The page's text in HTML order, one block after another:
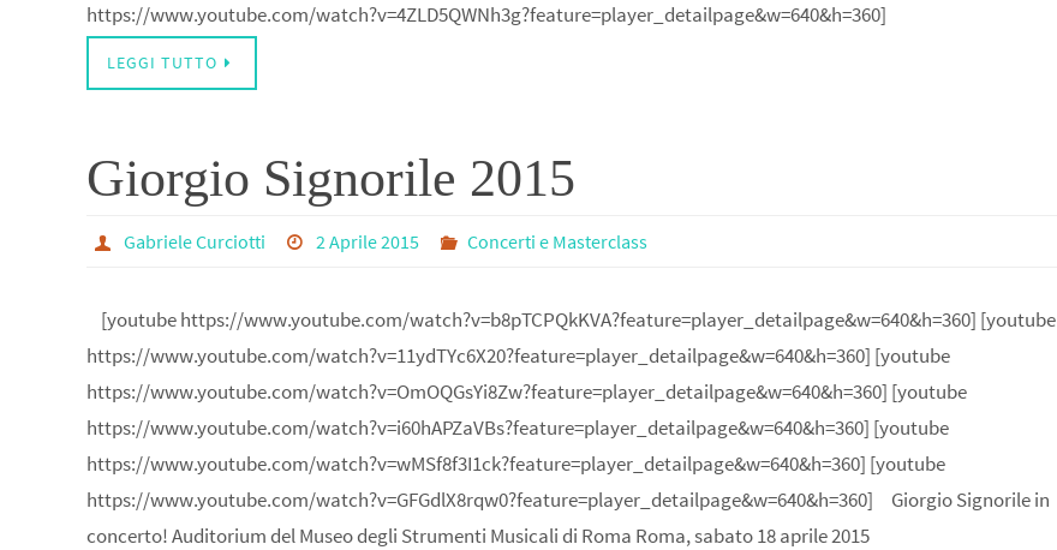
https://www.youtube.com/watch?v=4ZLD5QWNh3g?feature=player_detailpage&w=640&h=360]
LEGGI TUTTO
Giorgio Signorile 2015
Gabriele Curciotti 2 Aprile 2015 Concerti e Masterclass
[youtube https://www.youtube.com/watch?v=b8pTCPQkKVA?feature=player_detailpage&w=640&h=360] [youtube
https://www.youtube.com/watch?v=11ydTYc6X20?feature=player_detailpage&w=640&h=360] [youtube
https://www.youtube.com/watch?v=OmOQGsYi8Zw?feature=player_detailpage&w=640&h=360] [youtube
https://www.youtube.com/watch?v=i60hAPZaVBs?feature=player_detailpage&w=640&h=360] [youtube
https://www.youtube.com/watch?v=wMSf8f3I1ck?feature=player_detailpage&w=640&h=360] [youtube
https://www.youtube.com/watch?v=GFGdlX8rqw0?feature=player_detailpage&w=640&h=360] Giorgio Signorile in
concerto! Auditorium del Museo degli Strumenti Musicali di Roma Roma, sabato 18 aprile 2015